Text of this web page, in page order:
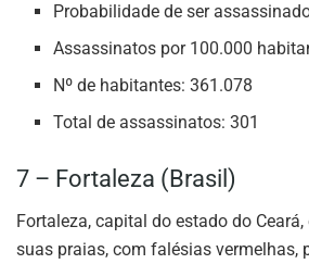
Probabilidade de ser
Assassinatos por 100.000
Nº de habitantes: 361.078
Total de assassinatos: 301
7 – Fortaleza (Brasil)
Fortaleza, capital do estado do
suas praias, com falésias vermelhas,